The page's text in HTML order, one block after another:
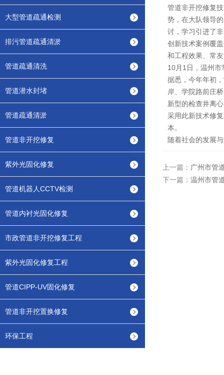
大型管道疏通检测
排污管道疏通清淤
管道疏通清洗
管道潜水封堵
管道疏通清淤
管道非开挖修复
紫外光固化修复
管道机器人CCTV检测
管道内衬光固化修复
市政管道非开挖修复工程
紫外光固化修复工程
管道CIPP-UV固化修复
管道非开挖置换修复
环保工程
管道非开挖修复
势，在大队领导
讨，学习引进了
创新技术案例覆
和工程效果、常
10月1日，温州
据悉，今年年初
岸、学院路前庄
新型的检查井离
采用此新技术修
本。
随着社会的发展
上一篇： 广州市管
下一篇： 温州市管